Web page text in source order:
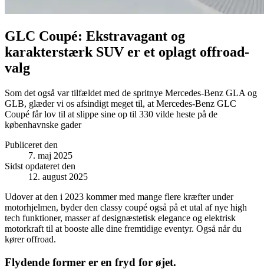
GLC Coupé: Ekstravagant og
karakterstærk SUV er et oplagt offroad-
valg
Som det også var tilfældet med de spritnye Mercedes-Benz GLA og
GLB, glæder vi os afsindigt meget til, at Mercedes-Benz GLC
Coupé får lov til at slippe sine op til 330 vilde heste på de
københavnske gader
Publiceret den
7. maj 2025
Sidst opdateret den
12. august 2025
Udover at den i 2023 kommer med mange flere kræfter under
motorhjelmen, byder den classy coupé også på et utal af nye high
tech funktioner, masser af designæstetisk elegance og elektrisk
motorkraft til at booste alle dine fremtidige eventyr. Også når du
kører offroad.
Flydende former er en fryd for øjet.